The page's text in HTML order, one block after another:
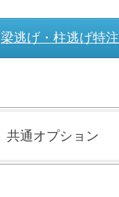
梁逃げ・柱逃げ特注
共通オプション